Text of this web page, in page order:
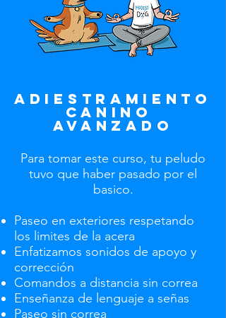
adiestramiento
canino
avanzado
Para tomar este curso, tu peludo
tuvo que haber pasado por el
basico.
Paseo en exteriores respetando
los limites de la acera
Enfatizamos sonidos de apoyo y
corrección
Comandos a distancia sin correa
Enseñanza de lenguaje a señas
Paseo sin correa